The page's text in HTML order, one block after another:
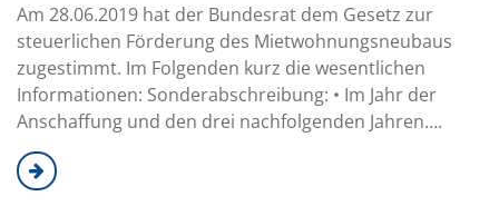
Am 28.06.2019 hat der Bundesrat dem Gesetz zur
steuerlichen Förderung des Mietwohnungsneubaus
zugestimmt. Im Folgenden kurz die wesentlichen
Informationen: Sonderabschreibung: • Im Jahr der
Anschaffung und den drei nachfolgenden Jahren….